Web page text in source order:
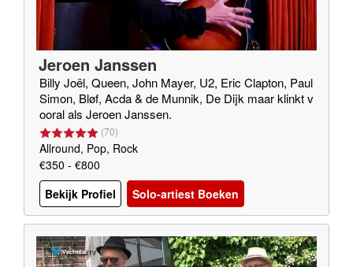
Jeroen Janssen
Billy Joël, Queen, John Mayer, U2, Eric Clapton, Paul
Simon, Bløf, Acda & de Munnik, De Dijk maar klinkt v
ooral als Jeroen Janssen.
(70)
Allround, Pop, Rock
€350 - €800
Bekijk Profiel
Solo-artiest Boeken